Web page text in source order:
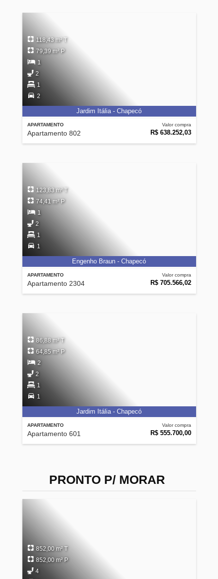
APARTAMENTO
Apartamento 802
Valor compra
R$ 638.252,03
118,43 m² T
79,39 m² P
1
2
1
2
Jardim Itália - Chapecó
APARTAMENTO
Apartamento 2304
Valor compra
R$ 705.566,02
123,83 m² T
74,41 m² P
1
2
1
1
Engenho Braun - Chapecó
APARTAMENTO
Apartamento 601
Valor compra
R$ 555.700,00
86,88 m² T
64,85 m² P
2
2
1
1
Jardim Itália - Chapecó
PRONTO P/ MORAR
852,00 m² T
852,00 m² P
4